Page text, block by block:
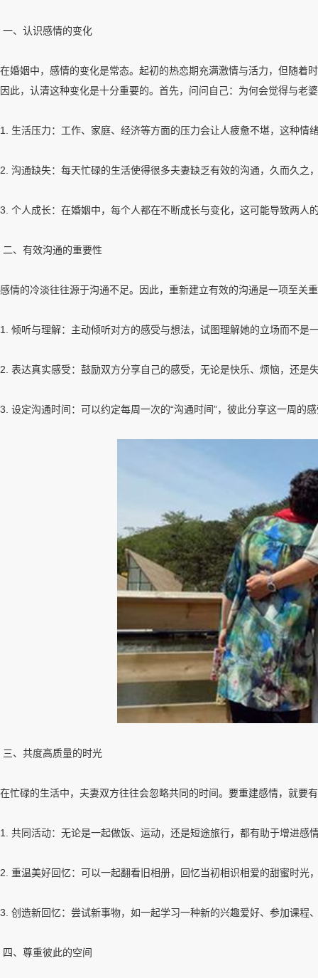
一、认识感情的变化
在婚姻中，感情的变化是常态。起初的热恋期充满激情与活力，但随着
因此，认清这种变化是十分重要的。首先，问问自己：为何会觉得与老
1. 生活压力：工作、家庭、经济等方面的压力会让人疲惫不堪，这种情
2. 沟通缺失：每天忙碌的生活使得很多夫妻缺乏有效的沟通，久而久之
3. 个人成长：在婚姻中，每个人都在不断成长与变化，这可能导致两人
二、有效沟通的重要性
感情的冷淡往往源于沟通不足。因此，重新建立有效的沟通是一项至关
1. 倾听与理解：主动倾听对方的感受与想法，试图理解她的立场而不
2. 表达真实感受：鼓励双方分享自己的感受，无论是快乐、烦恼，还是
3. 设定沟通时间：可以约定每周一次的“沟通时间”，彼此分享这一周的
三、共度高质量的时光
在忙碌的生活中，夫妻双方往往会忽略共同的时间。要重建感情，就要
1. 共同活动：无论是一起做饭、运动，还是短途旅行，都有助于增进
2. 重温美好回忆：可以一起翻看旧相册，回忆当初相识相爱的甜蜜时光
3. 创造新回忆：尝试新事物，如一起学习一种新的兴趣爱好、参加课程
四、尊重彼此的空间